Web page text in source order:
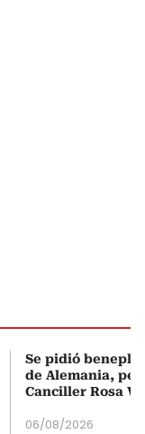
Se pidió
de Alemania,
Canciller Rosa
06/08/2026